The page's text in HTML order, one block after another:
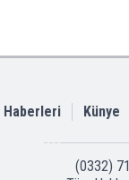
Haberleri Künye
(0332)